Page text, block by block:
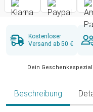
Kostenloser
Versand ab 50 €
Dein
Beschreibung